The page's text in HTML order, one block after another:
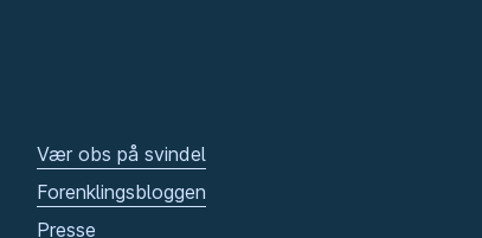
Vær obs på svindel
Forenklingsbloggen
Presse